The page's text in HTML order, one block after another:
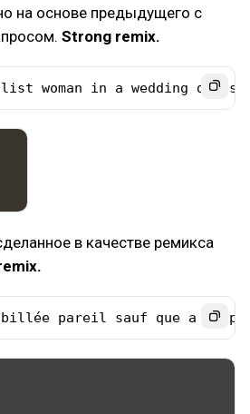
на основе предыдущего с
Strong remix.
woman in a wedding
в качестве ремикса
pareil sauf que a la